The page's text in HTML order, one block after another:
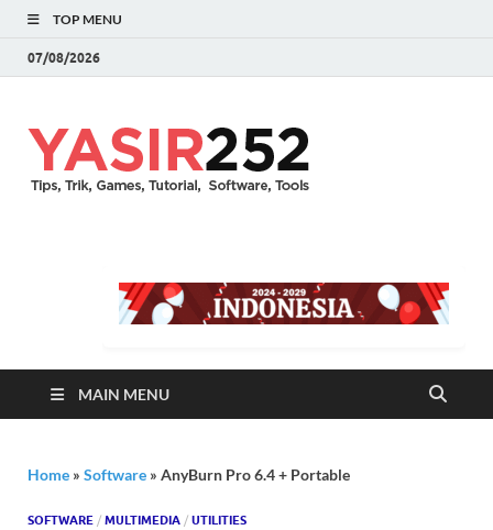
TOP MENU
07/08/2026
MAIN MENU
Home » Software » AnyBurn Pro 6.4 + Portable
SOFTWARE / MULTIMEDIA / UTILITIES